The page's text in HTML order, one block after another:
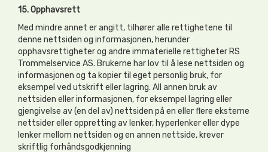
15. Opphavsrett
Med mindre annet er angitt, tilhører alle rettighetene til
denne nettsiden og informasjonen, herunder
opphavsrettigheter og andre immaterielle rettigheter RS
Trommelservice AS. Brukerne har lov til å lese nettsiden og
informasjonen og ta kopier til eget personlig bruk, for
eksempel ved utskrift eller lagring. All annen bruk av
nettsiden eller informasjonen, for eksempel lagring eller
gjengivelse av (en del av) nettsiden på en eller flere eksterne
nettsider eller oppretting av lenker, hyperlenker eller dype
lenker mellom nettsiden og en annen nettside, krever
skriftlig forhåndsgodkjenning